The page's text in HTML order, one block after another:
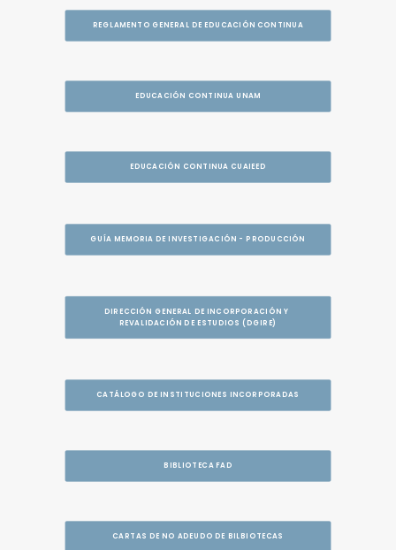
REGLAMENTO GENERAL DE EDUCACIÓN CONTINUA
EDUCACIÓN CONTINUA UNAM
EDUCACIÓN CONTINUA CUAIEED
GUÍA MEMORIA DE INVESTIGACIÓN - PRODUCCIÓN
DIRECCIÓN GENERAL DE INCORPORACIÓN Y
REVALIDACIÓN DE ESTUDIOS (DGIRE)
CATÁLOGO DE INSTITUCIONES INCORPORADAS
BIBLIOTECA FAD
CARTAS DE NO ADEUDO DE BILBIOTECAS